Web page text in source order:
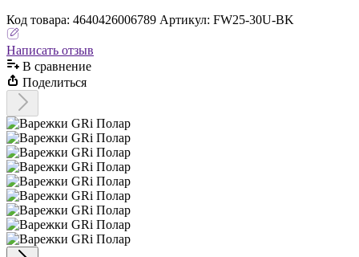
Код товара: 4640426006789 Артикул: FW25-30U-BK
Написать отзыв
В сравнениe
Поделиться